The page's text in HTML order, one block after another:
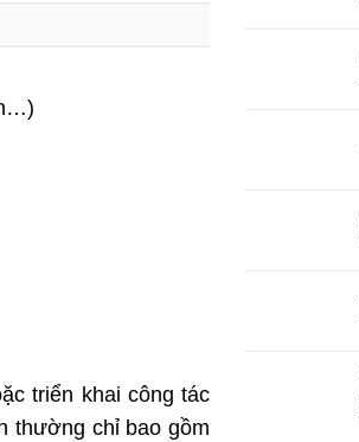
triển khai công tác
thường chỉ bao gồm